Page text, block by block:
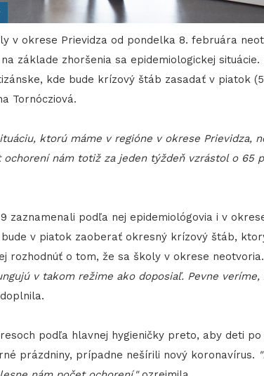
v okrese Prievidza od pondelka 8. februára
základe zhoršenia sa epidemiologickej situácie.
kde bude krízový štáb zasadať v piatok
Tornócziová.
ktorú máme v regióne v okrese Prievidza,
nám totiž za jeden týždeň vzrástol o 65
zaznamenali podľa nej epidemiológovia i v
v piatok zaoberať okresný krízový štáb,
rozhodnúť o tom, že sa školy v okrese neotvoria.
v takom režime ako doposiaľ. Pevne
doplnila.
podľa hlavnej hygieničky preto, aby deti
prázdniny, prípadne nešírili nový koronavírus.